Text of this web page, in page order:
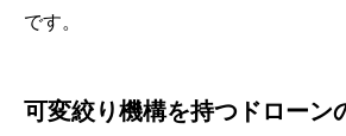
です。
可変絞り機構を持つドローン